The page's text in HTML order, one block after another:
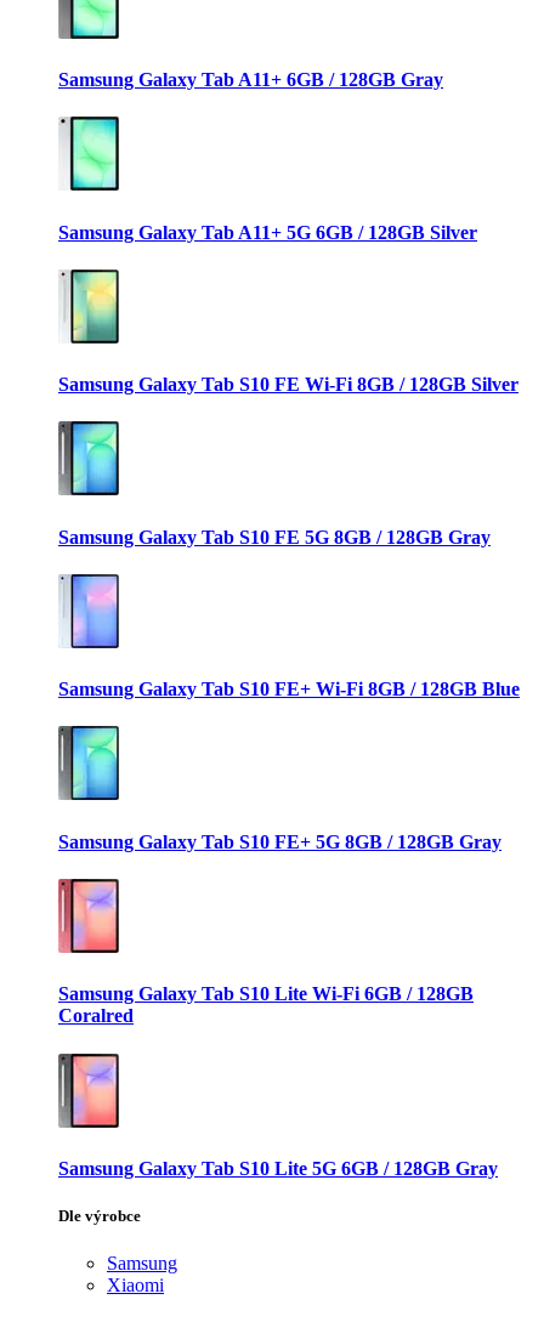
Samsung Galaxy Tab A11+ 6GB / 128GB Gray
Samsung Galaxy Tab A11+ 5G 6GB / 128GB Silver
Samsung Galaxy Tab S10 FE Wi-Fi 8GB / 128GB Silver
Samsung Galaxy Tab S10 FE 5G 8GB / 128GB Gray
Samsung Galaxy Tab S10 FE+ Wi-Fi 8GB / 128GB Blue
Samsung Galaxy Tab S10 FE+ 5G 8GB / 128GB Gray
Samsung Galaxy Tab S10 Lite Wi-Fi 6GB / 128GB
Coralred
Samsung Galaxy Tab S10 Lite 5G 6GB / 128GB Gray
Dle výrobce
Samsung
Xiaomi